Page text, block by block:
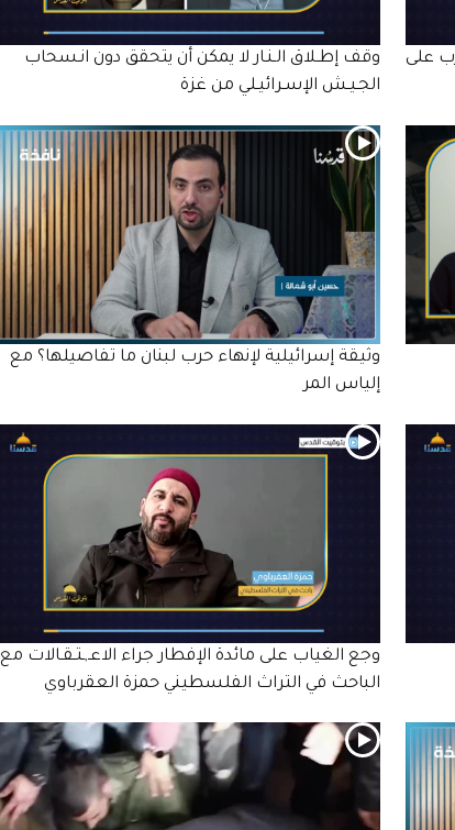
على
وقف إطـلاق الـنـار لا يمكن أن يتحقق دون انـسحاب
الجـيـش الإسـرائيـلي من غزة
وثيقة إسرائيلية لإنهاء حرب لبنان ما تفاصيلها؟ مع
إلياس المر
وجع الغياب على مائدة الإفطار جراء الاعـ,ـتـقـالات مع
الباحث في التراث الفلسطيني حمزة العقرباوي